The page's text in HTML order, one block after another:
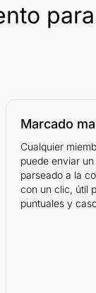
para
Marcado
Cualquier
puede enviar
parseado a la
con un clic, útil
puntuales y